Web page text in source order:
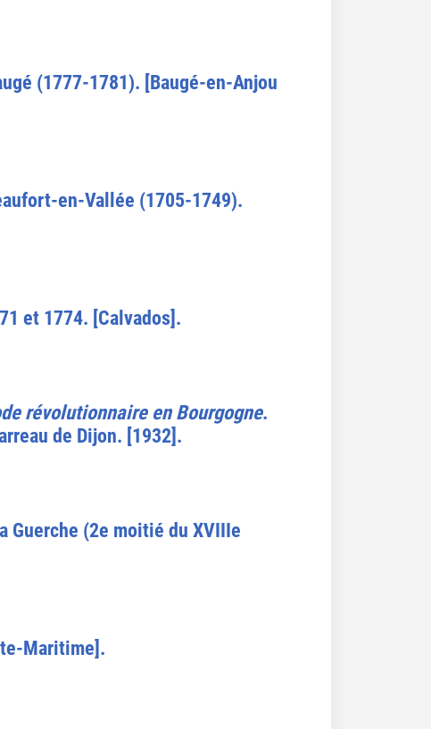
(1777-1781). [Baugé-en-Anjou
en-Vallée (1705-1749).
et 1774. [Calvados].
révolutionnaire en Bourgogne.
de Dijon. [1932].
Guerche (2e moitié du XVIIIe
Maritime].